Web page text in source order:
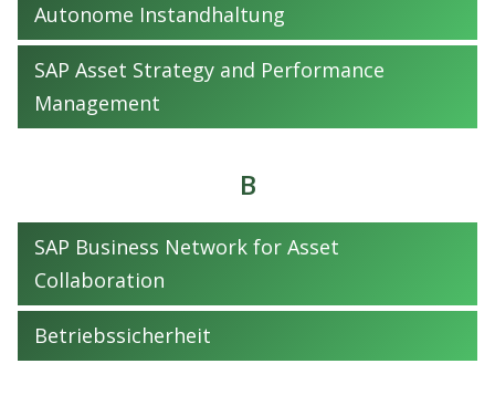
Autonome Instandhaltung
SAP Asset Strategy and Performance
Management
B
SAP Business Network for Asset
Collaboration
Betriebssicherheit